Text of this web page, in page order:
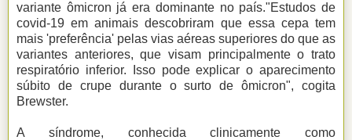
variante ômicron já era dominante no país."Estudos de
covid-19 em animais descobriram que essa cepa tem
mais 'preferência' pelas vias aéreas superiores do que as
variantes anteriores, que visam principalmente o trato
respiratório inferior. Isso pode explicar o aparecimento
súbito de crupe durante o surto de ômicron", cogita
Brewster.
A síndrome, conhecida clinicamente como